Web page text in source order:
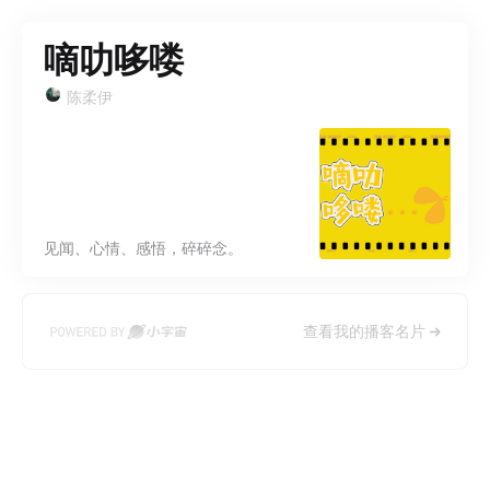
嘀叻哆喽
陈柔伊
见闻、心情、感悟，碎碎念。
查看我的播客名片